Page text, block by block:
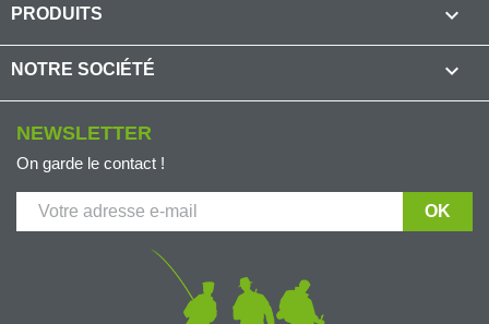
PRODUITS 
NOTRE SOCIÉTÉ 
NEWSLETTER
On garde le contact !